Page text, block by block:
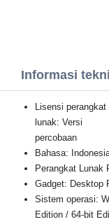
Informasi
Lisensi perangkat
lunak: Versi
percobaan
Bahasa:
Perangkat Lunak
Gadget: Desktop
Sistem operasi:
Edition / 64-bit